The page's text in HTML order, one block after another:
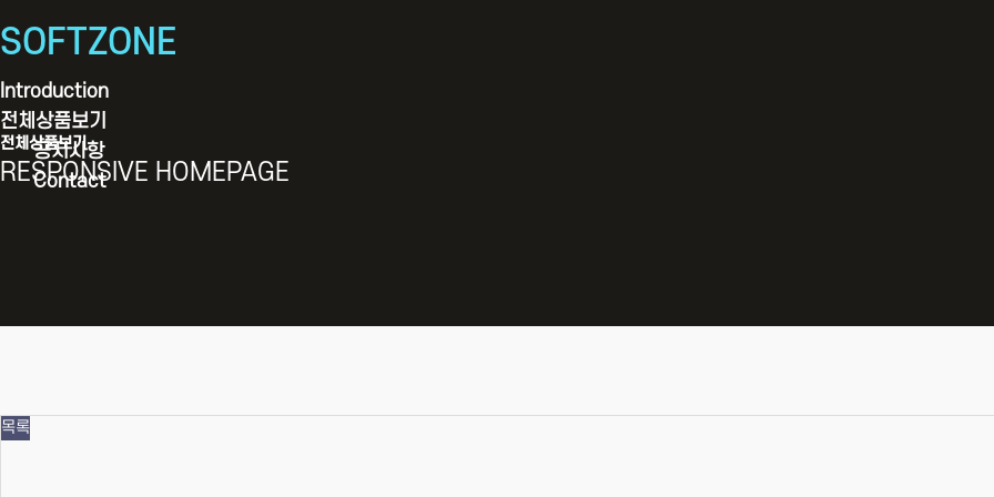
SOFTZONE
Introduction
전체상품보기
공지사항
Contact
전체상품보기
RESPONSIVE HOMEPAGE
목록